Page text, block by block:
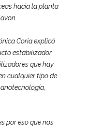
hacia la planta
Coria explicó
estabilizador
que hay
cualquier tipo de
por eso que nos